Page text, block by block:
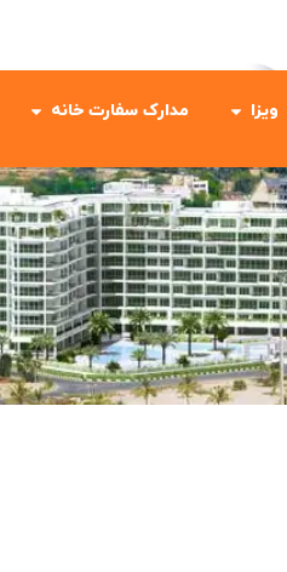
ویزا مدارک سفارت خانه